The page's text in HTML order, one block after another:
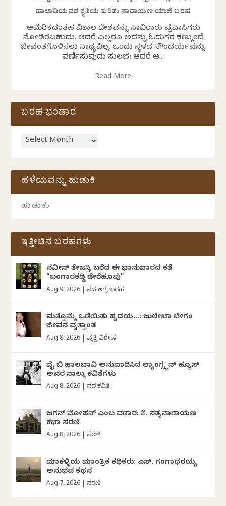
ಹಾಲಾಡಿಯವರ ಕೃತಿಯ ಕುರಿತು ನಾರಾಯಣ ಯಾಜಿ ಬರಹ
ಅಮೆರಿಕದಂತಹ ವಿಶಾಲ ದೇಶವನ್ನು ಸಾವಿರಾರು ಪ್ರವಾಸಿಗರು
ನೋಡಿರಬಹುದು. ಆದರೆ ಎಲ್ಲರೂ ಅದನ್ನು ಓದುಗರ ಕಣ್ಮುಂದೆ
ಜೀವಂತಗೊಳಿಸಲು ಸಾಧ್ಯವಿಲ್ಲ. ಒಂದು ಸ್ಥಳದ ಸೌಂದರ್ಯವನ್ನು
ವರ್ಣಿಸುವುದು ಸುಲಭ; ಆದರೆ ಆ...
Read More
ಬರಹ ಭಂಡಾರ
ಹಳೆಯವನ್ನು ಹುಡುಕಿ
ಇತ್ತೀಚಿನ ಬರಹಗಳು
ನವೀನ್‌ ತೇಜಸ್ವಿ ಬರೆದ ಈ ಭಾನುವಾರದ ಕತೆ
“ಬಂಗಾರಕಡ್ಡಿ ಡೇರೆಹೂವು”
Aug 9, 2026 ದಿನದ ಅಗ್ರ ಬರಹ
ಮತ್ತೊಮ್ಮೆ ಒಡೆಯಿತು ಹೃದಯ…: ಜುಲೇಖಾ ಬೇಗಂ
ಜೀವನ ವೃತ್ತಾಂತ
Aug 8, 2026 ವ್ಯಕ್ತಿ ವಿಶೇಷ
ವೈ ಬಿ ಹಾಲಬಾವಿ ಅನುವಾದಿಸಿದ ಲ್ಯಾಂಗ್ಸ್ಟನ್ ಹ್ಯೂಸ್
ಅವರ ನಾಲ್ಕು ಕವಿತೆಗಳು
Aug 8, 2026 ದಿನದ ಕವಿತೆ
ಜಗನ್‌ ಮೋಹನ್‌ ಎಂಬ ವಠಾರ: ಕೆ. ಸತ್ಯನಾರಾಯಣ
ಕಥಾ ಸರಣಿ
Aug 8, 2026 ಸರಣಿ
ಮಾಕಳ್ಳಿಯ ಮಾಂತ್ರಿಕ ಕಥಿಕರು: ಎಸ್. ಗಂಗಾಧರಯ್ಯ
ಅನುಭವ ಕಥನ
Aug 7, 2026 ಸರಣಿ